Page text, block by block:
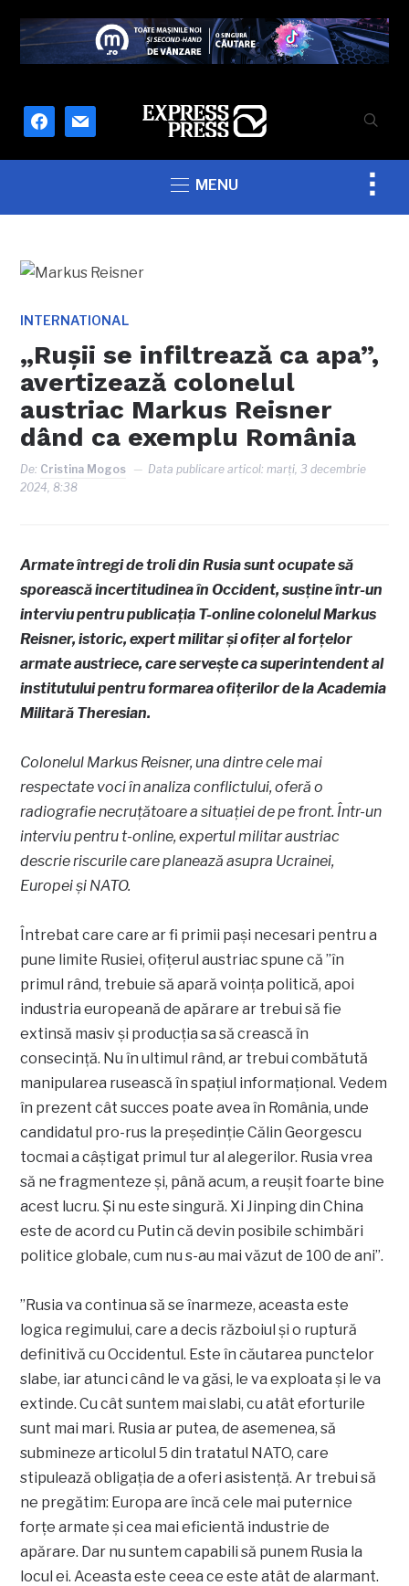
facebook
mail
MENU
INTERNATIONAL
„Rușii se infiltrează ca apa”,
avertizează colonelul
austriac Markus Reisner
dând ca exemplu România
De: Cristina Mogos Data publicare articol:marți, 3 decembrie
2024, 8:38
Armate întregi de troli din Rusia sunt ocupate să
sporească incertitudinea în Occident, susține într-un
interviu pentru publicația T-online colonelul Markus
Reisner, istoric, expert militar și ofițer al forțelor
armate austriece, care servește ca superintendent al
institutului pentru formarea ofițerilor de la Academia
Militară Theresian.
Colonelul Markus Reisner, una dintre cele mai
respectate voci în analiza conflictului, oferă o
radiografie necruțătoare a situației de pe front. Într-un
interviu pentru t-online, expertul militar austriac
descrie riscurile care planează asupra Ucrainei,
Europei și NATO.
Întrebat care care ar fi primii pași necesari pentru a
pune limite Rusiei, ofițerul austriac spune că ”în
primul rând, trebuie să apară voința politică, apoi
industria europeană de apărare ar trebui să fie
extinsă masiv și producția sa să crească în
consecință. Nu în ultimul rând, ar trebui combătută
manipularea rusească în spațiul informațional. Vedem
în prezent cât succes poate avea în România, unde
candidatul pro-rus la președinție Călin Georgescu
tocmai a câștigat primul tur al alegerilor. Rusia vrea
să ne fragmenteze și, până acum, a reușit foarte bine
acest lucru. Și nu este singură. Xi Jinping din China
este de acord cu Putin că devin posibile schimbări
politice globale, cum nu s-au mai văzut de 100 de ani”.
”Rusia va continua să se înarmeze, aceasta este
logica regimului, care a decis războiul și o ruptură
definitivă cu Occidentul. Este în căutarea punctelor
slabe, iar atunci când le va găsi, le va exploata și le va
extinde. Cu cât suntem mai slabi, cu atât eforturile
sunt mai mari. Rusia ar putea, de asemenea, să
submineze articolul 5 din tratatul NATO, care
stipulează obligația de a oferi asistență. Ar trebui să
ne pregătim: Europa are încă cele mai puternice
forțe armate și cea mai eficientă industrie de
apărare. Dar nu suntem capabili să punem Rusia la
locul ei. Aceasta este ceea ce este atât de alarmant.